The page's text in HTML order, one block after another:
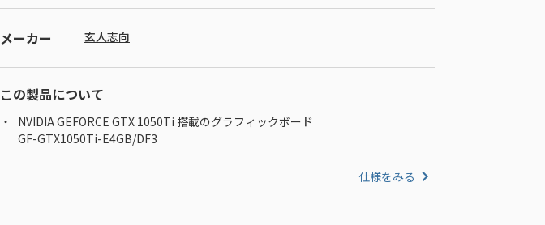
メーカー 玄人志向
この製品について
NVIDIA GEFORCE GTX 1050Ti 搭載のグラフィックボード
GF-GTX1050Ti-E4GB/DF3
仕様をみる